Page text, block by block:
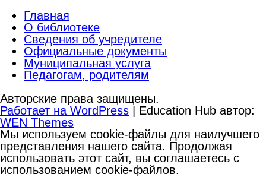
Главная
О библиотеке
Сведения об учредителе
Официальные документы
Муниципальная услуга
Педагогам, родителям
Авторские права защищены.
Работает на WordPress | Education Hub автор:
WEN Themes
Мы используем cookie-файлы для наилучшего
представления нашего сайта. Продолжая
использовать этот сайт, вы соглашаетесь с
использованием cookie-файлов.